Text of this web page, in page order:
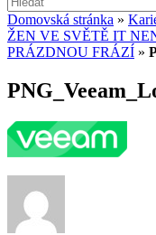
Domovská stránka »
ŽEN VE SVĚTĚ IT
PRÁZDNOU FRÁZÍ »